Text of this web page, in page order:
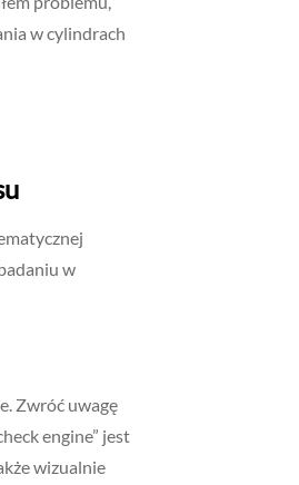
w cylindrach
w
Zwróć uwagę
engine” jest
wizualnie